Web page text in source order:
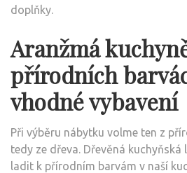
doplňky.
Aranžmá
přírodních
vhodné vybavení
Při výběru nábytku volme ten z
tedy ze dřeva. Dřevěná
ladit k přírodním barvám v naší